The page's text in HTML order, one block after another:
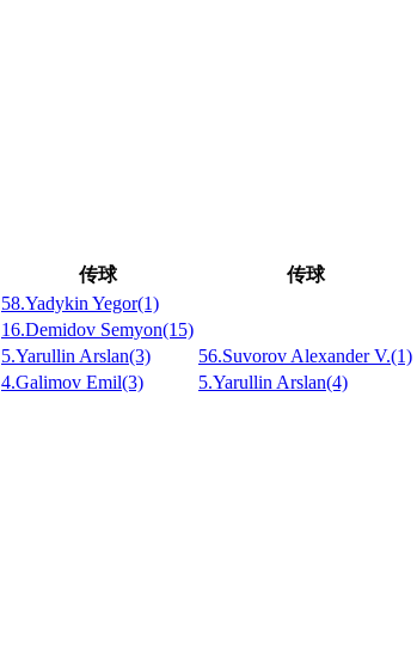
传球 传球
58.Yadykin Yegor(1)
16.Demidov Semyon(15)
5.Yarullin Arslan(3) 56.Suvorov Alexander V.(1)
4.Galimov Emil(3) 5.Yarullin Arslan(4)